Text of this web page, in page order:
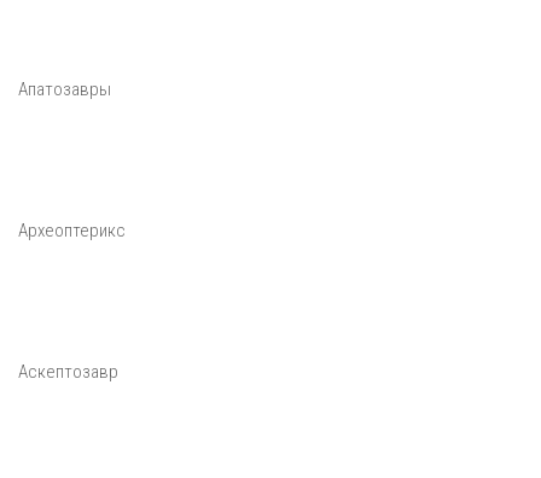
Апатозавры
Археоптерикс
Аскептозавр